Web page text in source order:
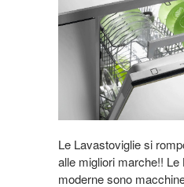
Le Lavastoviglie si
alle migliori marche!! Le
moderne sono